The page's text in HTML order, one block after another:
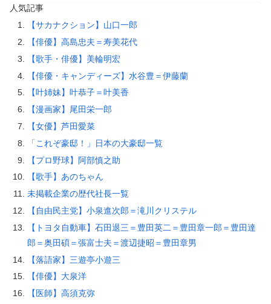
人気記事
【サカナクション】山口一郎
【俳優】高島忠夫＝寿美花代
【歌手・俳優】美輪明宏
【俳優・キャンディーズ】水谷豊＝伊藤蘭
【叶姉妹】叶恭子＝叶美香
【漫画家】尾田栄一郎
【女優】芦田愛菜
「これぞ豪邸！」日本の大豪邸一覧
【プロ野球】阿部慎之助
【歌手】あのちゃん
未掲載企業の歴代社長一覧
【自由民主党】小泉進次郎＝滝川クリステル
【トヨタ自動車】石田退三＝豊田英二＝豊田章一郎＝豊田達
郎＝奥田碩＝張富士夫＝渡辺捷昭＝豊田章男
【落語家】三遊亭小遊三
【俳優】大泉洋
【医師】高須克弥